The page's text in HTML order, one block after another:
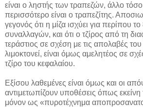
είναι ο ληστής των τραπεζών, άλλο
περισσότερο είναι ο τραπεζίτης.
γεγονός ότι η μίζα ισχύει για περίπου
συναλλαγών, και ότι ο τζίρος από τη
τεράστιος σε σχέση με τις απολαβές
λιμοκτονεί, είναι όμως αμελητέος σε
τζίρο του κεφαλαίου.
Εξίσου λαθεμένες είναι όμως και οι
αντιμετωπίζουν υποθέσεις όπως εκείνη
μόνον ως «πυροτέχνημα